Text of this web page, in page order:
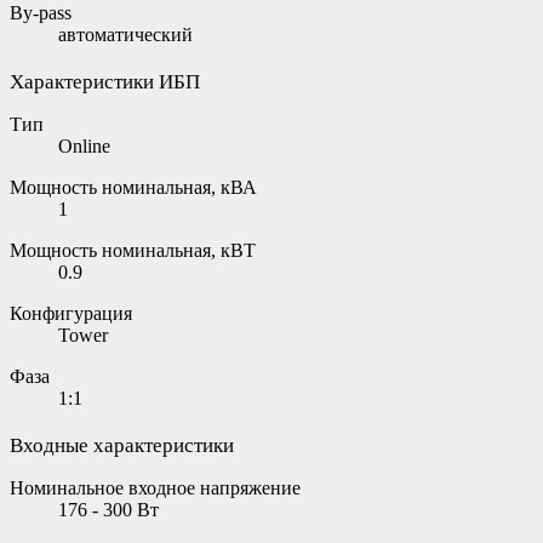
By-pass
автоматический
Характеристики ИБП
Тип
Online
Мощность номинальная, кВА
1
Мощность номинальная, кВТ
0.9
Конфигурация
Tower
Фаза
1:1
Входные характеристики
Номинальное входное напряжение
176 - 300 Вт